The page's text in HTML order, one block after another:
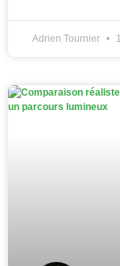
Adrien Tournier